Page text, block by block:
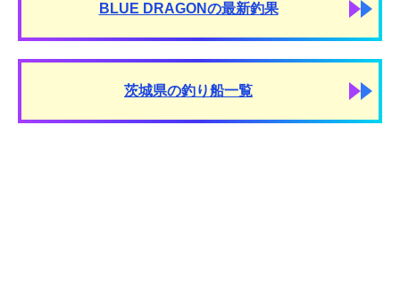
BLUE DRAGONの最新釣果
茨城県の釣り船一覧